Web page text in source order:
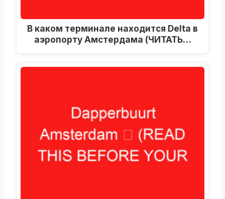
В каком терминале находится Delta в
аэропорту Амстердама (ЧИТАТЬ…